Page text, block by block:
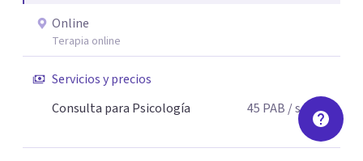
Online
Terapia online
Servicios y precios
Consulta para Psicología
45 PAB / sesión